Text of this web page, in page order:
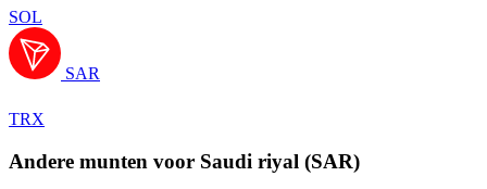
SOL
SAR
TRX
Andere munten voor Saudi riyal (SAR)